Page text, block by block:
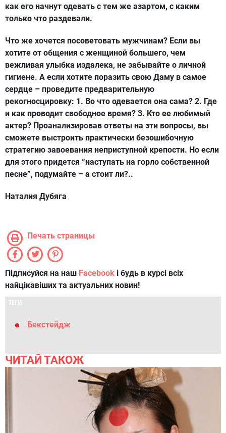
как его начнут одевать с тем же азартом, с каким
только что раздевали.
Что же хочется посоветовать мужчинам? Если вы
хотите от общения с женщиной большего, чем
вежливая улыбка издалека, не забывайте о личной
гигиене. А если хотите поразить свою Даму в самое
сердце – проведите предварительную
рекогносцировку: 1. Во что одевается она сама? 2. Где
и как проводит свободное время? 3. Кто ее любимый
актер? Проанализировав ответы на эти вопросы, вы
сможете выстроить практически безошибочную
стратегию завоевания неприступной крепости. Но если
для этого придется “наступать на горло собственной
песне”, подумайте – а стоит ли?..
Наталия Дубяга
Печать страницы
Підписуйся на наш Facebook і будь в курсі всіх
найцікавіших та актуальних новин!
ТЕГИ
Бекстейдж
ЧИТАЙ ТАКОЖ